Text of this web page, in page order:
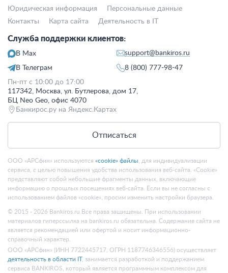
Юридическая информация
Персональные данные
Контакты
Карта сайта Деятельность в IT
Служба поддержки клиентов:
В Max
В Телеграм
support@bankiros.ru
8 (800) 777-98-47
Пн-пт с 10:00 до 17:00
117342, Москва, ул. Бутлерова, дом 17,
БЦ Neo Geo, офис 4070
Банкирос.ру на Яндекс.Картах
Отписаться
ООО «АРСфин» используются «cookie» файлы , для индивидуализации
сервиса, с целью повышения удобства использования веб-сайта. «Cookie»
представляют собой небольшие фрагменты данных, включающие
информацию о прошлых посещениях веб-сайта. Если вы не согласны с
использованием файлов «cookie», просим изменить настройки браузера.
© 2015 - 2026 Bankiros.ru Все права защищены. При использовании
материалов гиперссылка на bankiros.ru обязательна. Содержание сайта не
является рекомендацией или офертой и носит информационно-
справочный характер.
ООО «АРСфин» (ИНН 7722445717, ОГРН 1187746346556) осуществляет
деятельность в области IT, занимается разработкой и поддержанием
сервиса BANKIROS, который является программным комплексом для